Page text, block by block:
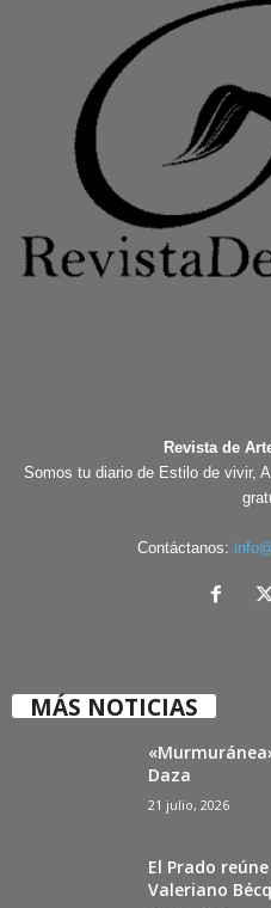
Revista de
Somos tu diario de Estilo de vivir,
Contáctanos:
MÁS NOTICIAS
Daza
21 julio, 2026
El Prado
Valeriano